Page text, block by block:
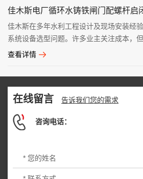
佳木斯电厂循环水铸铁闸门配螺杆启
佳木斯在多年水利工程设计及现场安装经
系统设备选型问题。许多业主关注成本，但
查看详情
在线留言 告诉我们您的需求
咨询电话：